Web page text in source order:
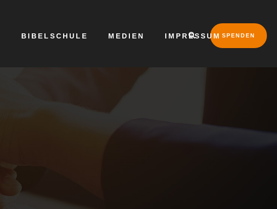
BIBELSCHULE MEDIEN IMPRESSUM SPENDEN